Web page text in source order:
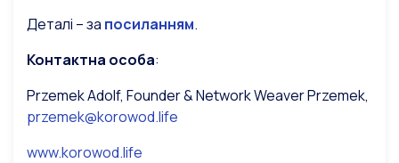
Деталі – за посиланням.
Контактна особа:
Przemek Adolf, Founder & Network Weaver Przemek,
przemek@korowod.life
www.korowod.life